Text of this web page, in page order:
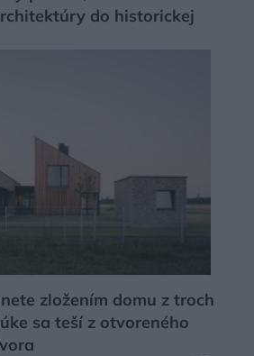
do historickej
zložením domu z troch
sa teší z otvoreného